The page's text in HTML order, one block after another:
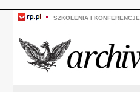
SZKOLENIA I KONFERENCJE